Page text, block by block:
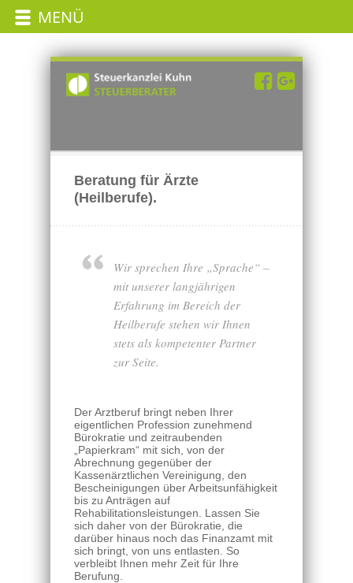
Beratung für Ärzte
(Heilberufe).
Wir sprechen Ihre „Sprache“ –
mit unserer langjährigen
Erfahrung im Bereich der
Heilberufe stehen wir Ihnen
stets als kompetenter Partner
zur Seite.
Der Arztberuf bringt neben Ihrer
eigentlichen Profession zunehmend
Bürokratie und zeitraubenden
„Papierkram“ mit sich, von der
Abrechnung gegenüber der
Kassenärztlichen Vereinigung, den
Bescheinigungen über Arbeitsunfähigkeit
bis zu Anträgen auf
Rehabilitationsleistungen. Lassen Sie
sich daher von der Bürokratie, die
darüber hinaus noch das Finanzamt mit
sich bringt, von uns entlasten. So
verbleibt Ihnen mehr Zeit für Ihre
Berufung.
MENÜ